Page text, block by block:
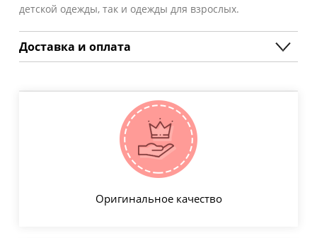
детской одежды, так и одежды для взрослых.
Доставка и оплата
Оригинальное качество